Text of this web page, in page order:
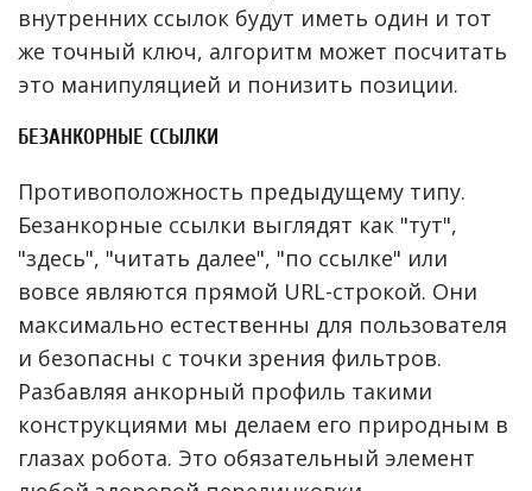
внутренних ссылок будут иметь один и тот
же точный ключ, алгоритм может посчитать
это манипуляцией и понизить позиции.
БЕЗАНКОРНЫЕ ССЫЛКИ
Противоположность предыдущему типу.
Безанкорные ссылки выглядят как "тут",
"здесь", "читать далее", "по ссылке" или
вовсе являются прямой URL-строкой. Они
максимально естественны для пользователя
и безопасны с точки зрения фильтров.
Разбавляя анкорный профиль такими
конструкциями мы делаем его природным в
глазах робота. Это обязательный элемент